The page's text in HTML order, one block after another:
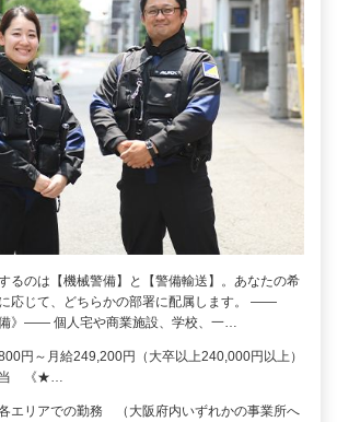
るのは【機械警備】と【警備輸送】。あなたの希
応じて、どちらかの部署に配属します。 ――
備》―― 個人宅や商業施設、学校、一…
円～月給249,200円（大卒以上240,000円以上）
当 《★…
エリアでの勤務 （大阪府内いずれかの事業所へ